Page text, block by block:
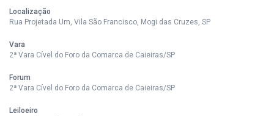
Localização
Rua Projetada Um, Vila São Francisco, Mogi das Cruzes, SP
Vara
2ª Vara Cível do Foro da Comarca de Caieiras/SP
Forum
2ª Vara Cível do Foro da Comarca de Caieiras/SP
Leiloeiro